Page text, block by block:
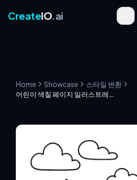
CreateIO.ai
Home Showcase
스타일 변환
어린이 색칠 페이지 일러스트레이션 (색상 참조 포함)